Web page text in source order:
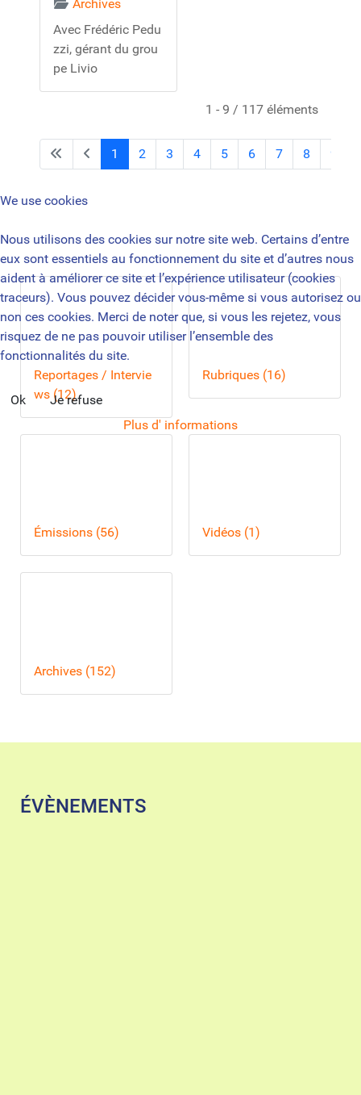
Archives
Avec Frédéric Pedu
zzi, gérant du grou
pe Livio
1 - 9 / 117 éléments
1 2 3 4 5 6 7 8 9
Reportages / Intervie
ws (12)
Rubriques (16)
Émissions (56) Vidéos (1)
Archives (152)
ÉVÈNEMENTS
We use cookies
Nous utilisons des cookies sur notre site web. Certains d’entre
eux sont essentiels au fonctionnement du site et d’autres nous
aident à améliorer ce site et l’expérience utilisateur (cookies
traceurs). Vous pouvez décider vous-même si vous autorisez ou
non ces cookies. Merci de noter que, si vous les rejetez, vous
risquez de ne pas pouvoir utiliser l’ensemble des
fonctionnalités du site.
Ok
Je refuse
Plus d' informations